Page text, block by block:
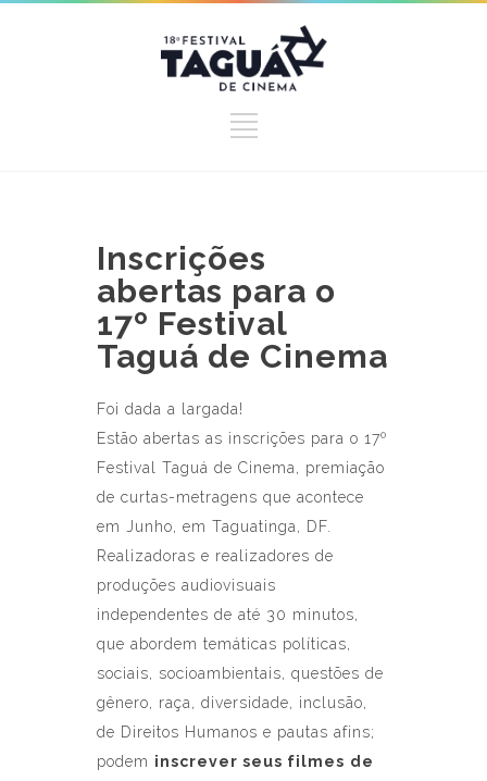
Inscrições
abertas para o
17º Festival
Taguá de Cinema
Foi dada a largada!
Estão abertas as inscrições para o 17º
Festival Taguá de Cinema, premiação
de curtas-metragens que acontece
em Junho, em Taguatinga, DF.
Realizadoras e realizadores de
produções audiovisuais
independentes de até 30 minutos,
que abordem temáticas políticas,
sociais, socioambientais, questões de
gênero, raça, diversidade, inclusão,
de Direitos Humanos e pautas afins;
podem inscrever seus filmes de